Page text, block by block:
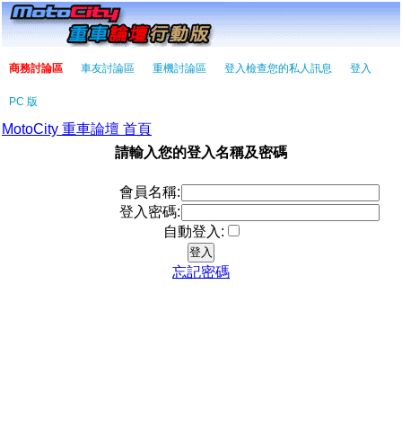
商務討論區 車友討論區 重機討論區 登入檢查您的私人訊息 登入
PC 版
MotoCity 重車論壇 首頁
請輸入您的登入名稱及密碼
會員名稱:
登入密碼:
自動登入:
忘記密碼